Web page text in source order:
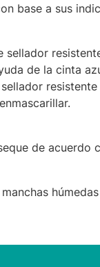
base a sus
sellador
de la cinta
de